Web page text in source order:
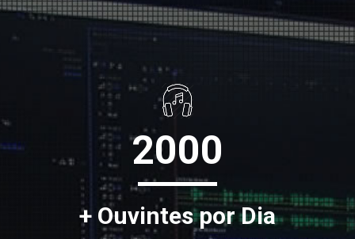
2000
+ Ouvintes por Dia